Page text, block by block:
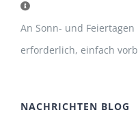
An Sonn- und
erforderlich, einfach
NACHRICHTEN BLOG